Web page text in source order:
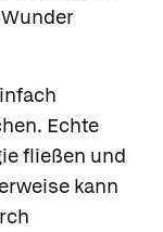
Echte
fließen und
kann